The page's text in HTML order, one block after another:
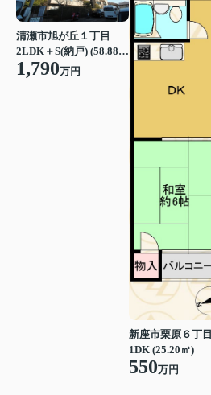
清瀬市旭が丘１丁目
2LDK＋S(納戸) (58.88㎡)
1,790万円
新座市栗原６丁目
1DK (25.20㎡)
550万円